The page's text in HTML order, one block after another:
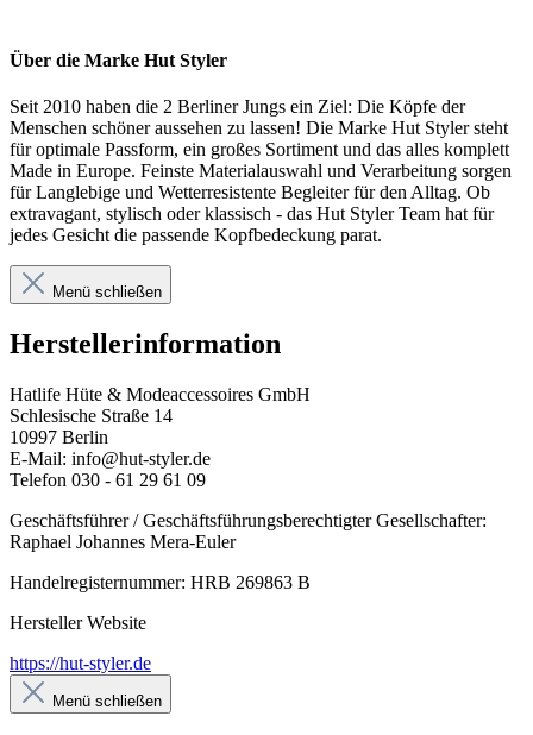
Über die Marke Hut Styler
Seit 2010 haben die 2 Berliner Jungs ein Ziel: Die Köpfe der
Menschen schöner aussehen zu lassen! Die Marke Hut Styler steht
für optimale Passform, ein großes Sortiment und das alles komplett
Made in Europe. Feinste Materialauswahl und Verarbeitung sorgen
für Langlebige und Wetterresistente Begleiter für den Alltag. Ob
extravagant, stylisch oder klassisch - das Hut Styler Team hat für
jedes Gesicht die passende Kopfbedeckung parat.
Menü schließen
Herstellerinformation
Hatlife Hüte & Modeaccessoires GmbH
Schlesische Straße 14
10997 Berlin
E-Mail: info@hut-styler.de
Telefon 030 - 61 29 61 09
Geschäftsführer / Geschäftsführungsberechtigter Gesellschafter:
Raphael Johannes Mera-Euler
Handelregisternummer: HRB 269863 B
Hersteller Website
https://hut-styler.de
Menü schließen